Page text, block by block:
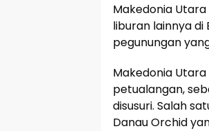
Makedonia
liburan lainnya di
pegunungan
Makedonia
petualangan,
disusuri. Salah
Danau Orchid